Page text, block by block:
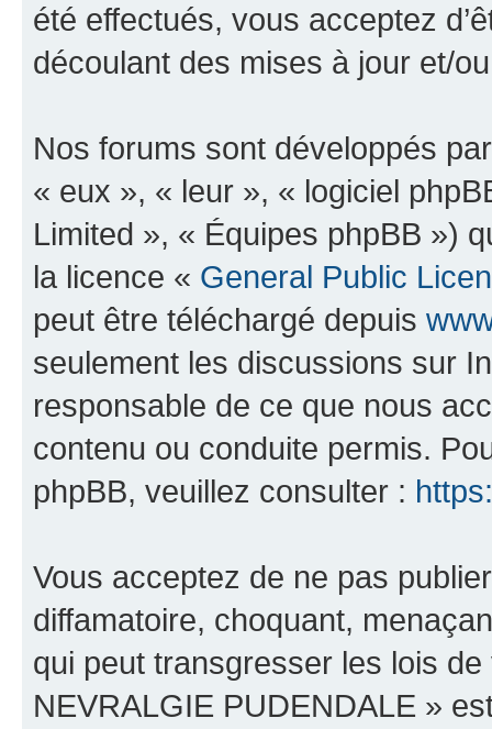
été effectués, vous acceptez
découlant des mises à jour et/
Nos forums sont développés
« eux », « leur », « logiciel
Limited », « Équipes phpBB »)
la licence « General Public
peut être téléchargé depuis
seulement les discussions sur
responsable de ce que nous
contenu ou conduite permis.
phpBB, veuillez consulter :
Vous acceptez de ne pas
diffamatoire, choquant,
qui peut transgresser les lois
NEVRALGIE PUDENDALE »